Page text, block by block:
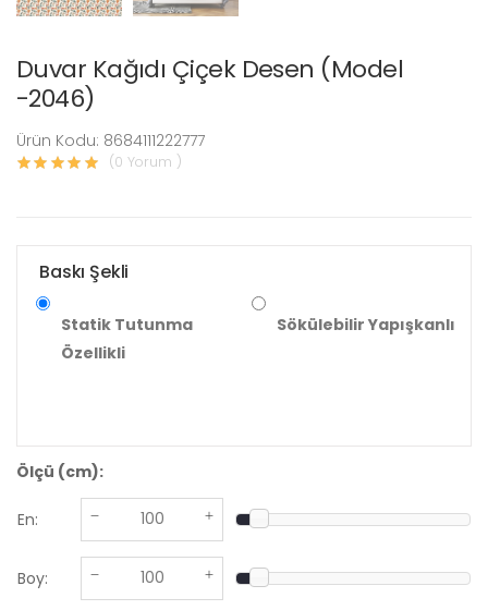
Duvar Kağıdı Çiçek Desen (Model
-2046)
Ürün Kodu: 8684111222777
(0 Yorum )
Baskı Şekli
Statik Tutunma
Özellikli
Sökülebilir Yapışkanlı
Ölçü (cm):
En:
Boy: